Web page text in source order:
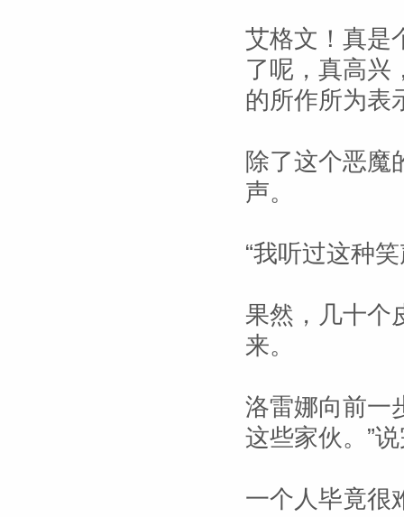
艾格文！真是
了呢，真高兴
的所作所为表
除了这个恶魔
声。
“我听过这种
果然，几十个
来。
洛雷娜向前一
这些家伙。”
一个人毕竟很